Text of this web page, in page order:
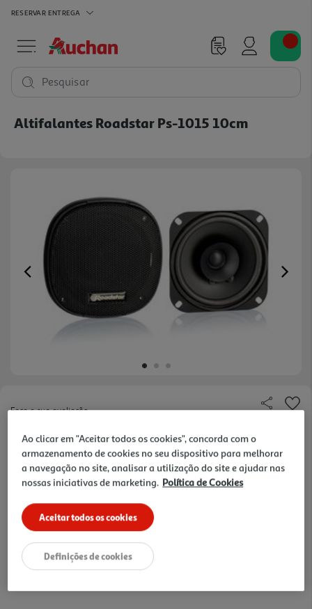
RESERVAR ENTREGA
Pesquisar
Altifalantes Roadstar Ps-1015 10cm
Previous
Faça a sua avaliação
16,99 €
Receba em casa a 11/08/2026, se encomendar até às 12h.
Recolha em loja Express*
3hRecolha Drive*
*Mediante disponibilidade de slot de entrega e stock em loja.
Ao clicar em "Aceitar todos os cookies", concorda com o
armazenamento de cookies no seu dispositivo para melhorar
a navegação no site, analisar a utilização do site e ajudar nas
nossas iniciativas de marketing. Política de Cookies
Aceitar todos os cookies
Definições de cookies